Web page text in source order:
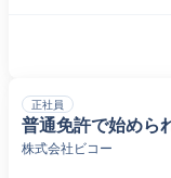
正社員
普通免許で始めら
株式会社ビコー